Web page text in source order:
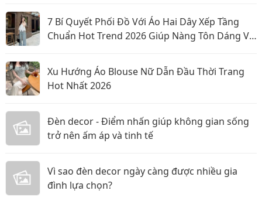
7 Bí Quyết Phối Đồ Với Áo Hai Dây Xếp Tầng
Chuẩn Hot Trend 2026 Giúp Nàng Tôn Dáng Và
Xu Hướng Áo Blouse Nữ Dẫn Đầu Thời Trang
Hot Nhất 2026
Đèn decor - Điểm nhấn giúp không gian sống
trở nên ấm áp và tinh tế
Vì sao đèn decor ngày càng được nhiều gia
đình lựa chọn?